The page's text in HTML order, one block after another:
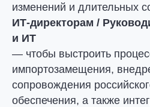
изменений и длительных
ИТ-директорам /
и ИТ
— чтобы выстроить
импортозамещения,
сопровождения
обеспечения, а также